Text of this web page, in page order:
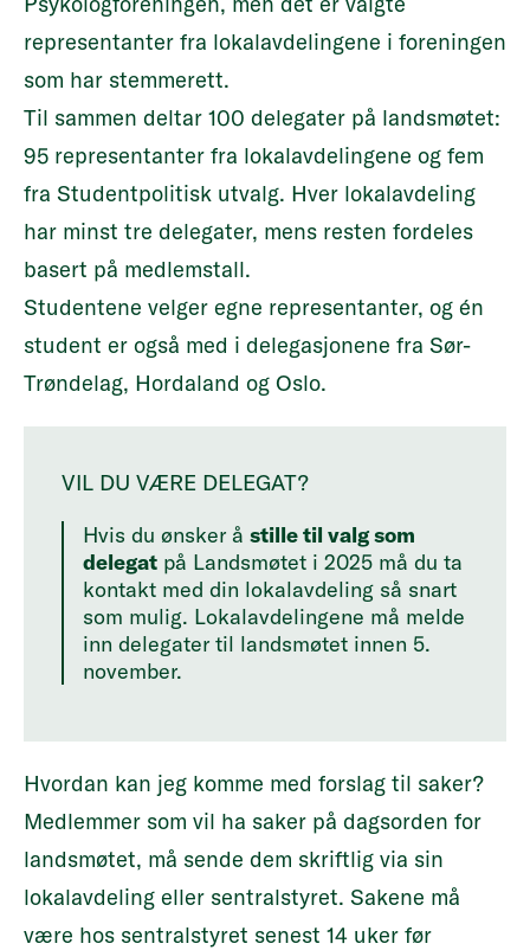
representanter fra lokalavdelingene i foreningen
som har stemmerett.
Til sammen deltar 100 delegater på landsmøtet:
95 representanter fra lokalavdelingene og fem
fra Studentpolitisk utvalg. Hver lokalavdeling
har minst tre delegater, mens resten fordeles
basert på medlemstall.
Studentene velger egne representanter, og én
student er også med i delegasjonene fra Sør-
Trøndelag, Hordaland og Oslo.
VIL DU VÆRE DELEGAT?
Hvis du ønsker å stille til valg som
delegat på Landsmøtet i 2025 må du ta
kontakt med din lokalavdeling så snart
som mulig. Lokalavdelingene må melde
inn delegater til landsmøtet innen 5.
november.
Hvordan kan jeg komme med forslag til saker?
Medlemmer som vil ha saker på dagsorden for
landsmøtet, må sende dem skriftlig via sin
lokalavdeling eller sentralstyret. Sakene må
være hos sentralstyret senest 14 uker før